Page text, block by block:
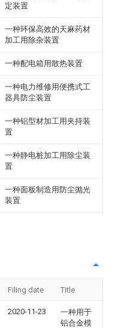
定装置
一种环保高效的天麻药材
加工用除杂装置
一种配电箱用散热装置
一种电力维修用便携式工
器具防尘装置
一种铝型材加工用夹持装
置
一种静电桩加工用除尘装
置
一种面板制造用防尘抛光
装置
Filing date Title
2020-11-23
一种用于
铝合金模